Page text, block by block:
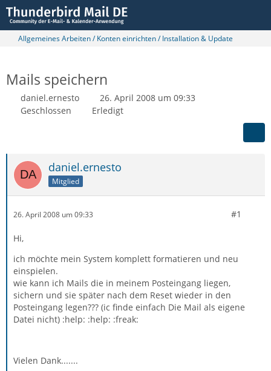
Allgemeines Arbeiten / Konten einrichten / Installation & Update
Mails speichern
daniel.ernesto
26. April 2008 um 09:33
Geschlossen
Erledigt
daniel.ernesto
Mitglied
26. April 2008 um 09:33 #1
Hi,
ich möchte mein System komplett formatieren und neu
einspielen.
wie kann ich Mails die in meinem Posteingang liegen,
sichern und sie später nach dem Reset wieder in den
Posteingang legen??? (ic finde einfach Die Mail als eigene
Datei nicht) :help: :help: :freak:
Vielen Dank.......